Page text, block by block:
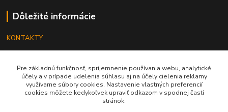
Dôležité informácie
KONTAKTY
REKLAMÁCIE
KATALÓGY
Pre základnú funkčnosť, spríjemnenie používania webu, analytické
účely a v prípade udelenia súhlasu aj na účely cielenia reklamy
využívame súbory cookies. Nastavenie vlastných preferencií
cookies môžete kedykoľvek upraviť odkazom v spodnej časti
stránok.